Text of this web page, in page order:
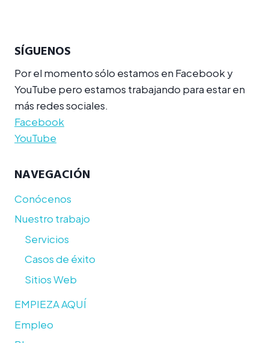
SÍGUENOS
Por el momento sólo estamos en Facebook y
YouTube pero estamos trabajando para estar en
más redes sociales.
Facebook
YouTube
NAVEGACIÓN
Conócenos
Nuestro trabajo
Servicios
Casos de éxito
Sitios Web
EMPIEZA AQUÍ
Empleo